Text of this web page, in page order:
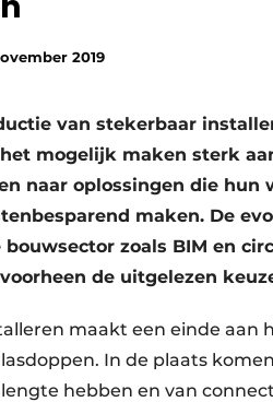
2019
van stekerbaar
mogelijk maken sterk
naar oplossingen die
maken. De
zoals BIM en
de uitgelezen
maakt een einde aan
In de plaats
hebben en van